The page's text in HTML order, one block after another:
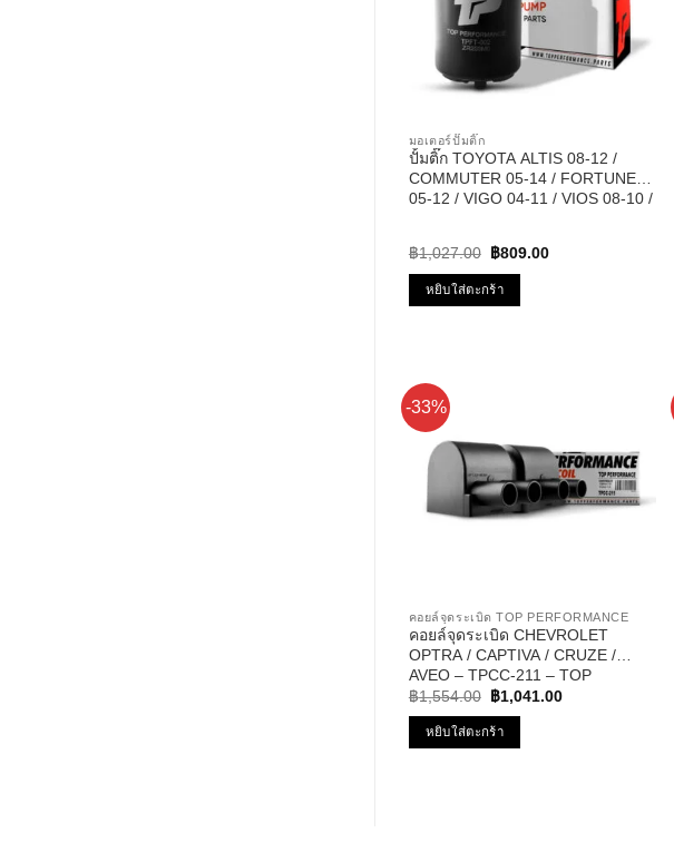
มอเตอร์ปั๊มติ๊ก
ปั้มติ๊ก TOYOTA ALTIS 08-12 /
COMMUTER 05-14 / FORTUNER
05-12 / VIGO 04-11 / VIOS 08-10 /
฿1,027.00 Original
was:
฿1,027.00.
฿809.00Current
หยิบใส่ตะกร้า
-33%
คอยล์จุดระเบิด TOP PERFORMANCE
คอยล์จุดระเบิด CHEVROLET
OPTRA / CAPTIVA / CRUZE /
AVEO – TPCC-211 – TOP
PERFORMANCE – คอยล์หัวเทียน
ออฟต้า อาวีโอ้ ครูซ
฿1,554.00 Original
was:
฿1,554.00.
฿1,041.00Current
หยิบใส่ตะกร้า